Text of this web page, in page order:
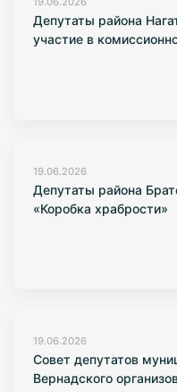
Депутаты района
участие в
19.06.2026
Депутаты района
«Коробка храбрости»
19.06.2026
Совет депутатов
Вернадского